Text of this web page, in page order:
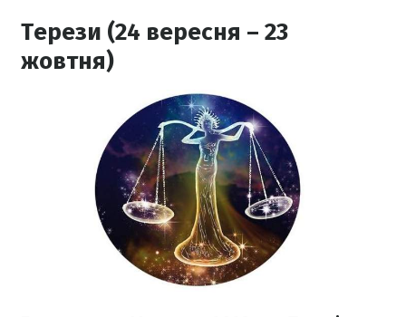
Терези (24 вересня – 23
жовтня)